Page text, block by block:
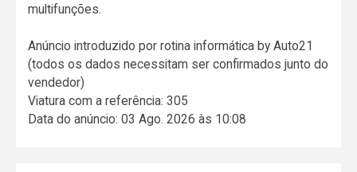
multifunções.
Anúncio introduzido por rotina informática by Auto21
(todos os dados necessitam ser confirmados junto do
vendedor)
Viatura com a referência: 305
Data do anúncio: 03 Ago. 2026 às 10:08